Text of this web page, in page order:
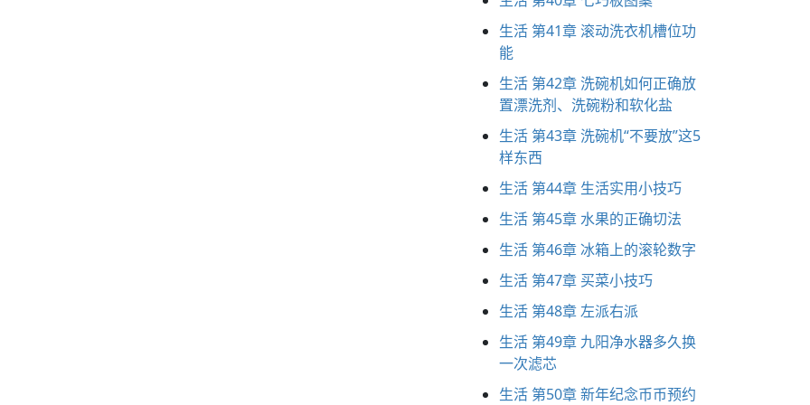
生活 第41章 滚动洗衣机槽位功
能
生活 第42章 洗碗机如何正确放
置漂洗剂、洗碗粉和软化盐
生活 第43章 洗碗机“不要放”这5
样东西
生活 第44章 生活实用小技巧
生活 第45章 水果的正确切法
生活 第46章 冰箱上的‌滚轮数字
生活 第47章 买菜小技巧
生活 第48章 左派右派
生活 第49章 九阳净水器多久换
一次滤芯
生活 第50章 新年纪念币币预约